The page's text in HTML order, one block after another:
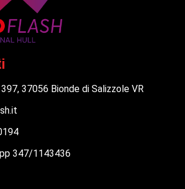
37056 Bionde di Salizzole VR
347/1143436